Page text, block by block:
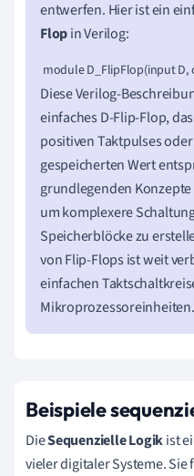
entwerfen. Hier ist ein
Flopin Verilog:
module D_FlipFlop(input D,
Diese Verilog-
einfaches D-Flip-Flop,
positiven Taktpulses
gespeicherten Wert
grundlegenden
um komplexere
Speicherblöcke zu
von Flip-Flops ist weit
einfachen
Mikroprozessoreinheiten.
Beispiele
DieSequenzielle Logikist
vieler digitaler Systeme.